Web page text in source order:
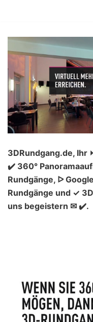
Inhalt
springen
3DRundgang.de, Ihr
✔️ 360°
Rundgänge, ᐅ
Rundgänge und ✓
uns begeistern ✉ ✔️.